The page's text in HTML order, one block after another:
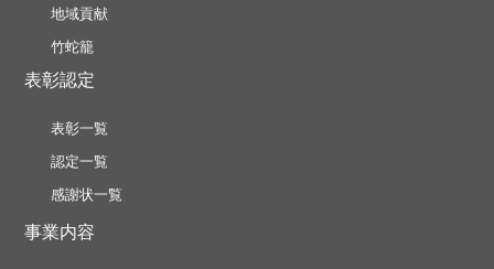
地域貢献
竹蛇籠
表彰認定
表彰一覧
認定一覧
感謝状一覧
事業内容